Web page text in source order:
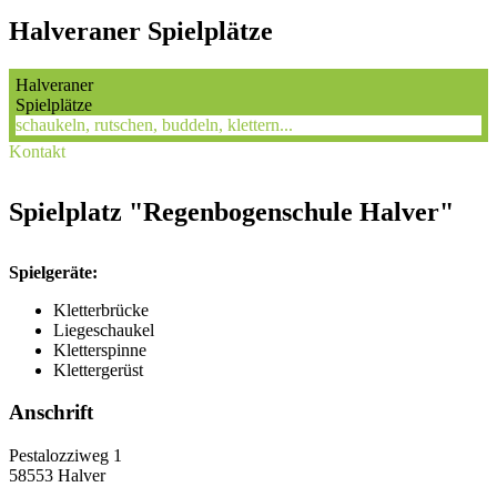
Halveraner Spielplätze
Halveraner
Spielplätze
schaukeln, rutschen, buddeln, klettern...
Kontakt
Spielplatz "Regenbogenschule Halver"
Spielgeräte:
Kletterbrücke
Liegeschaukel
Kletterspinne
Klettergerüst
Anschrift
Pestalozziweg 1
58553 Halver